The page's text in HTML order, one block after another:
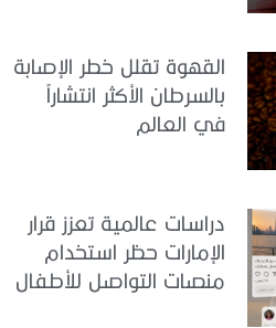
القهوة تقلل خطر الإصابة
بالسرطان الأكثر انتشاراً
في العالم
دراسات عالمية تعزز قرار
الإمارات حظر استخدام
منصات التواصل للأطفال